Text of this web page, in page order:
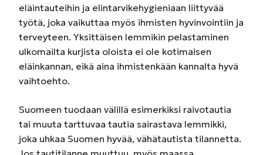
eläintauteihin ja elintarvikehygieniaan liittyvää
työtä, joka vaikuttaa myös ihmisten hyvinvointiin ja
terveyteen. Yksittäisen lemmikin pelastaminen
ulkomailta kurjista oloista ei ole kotimaisen
eläinkannan, eikä aina ihmistenkään kannalta hyvä
vaihtoehto.
Suomeen tuodaan välillä esimerkiksi raivotautia
tai muuta tarttuvaa tautia sairastava lemmikki,
joka uhkaa Suomen hyvää, vähätautista tilannetta.